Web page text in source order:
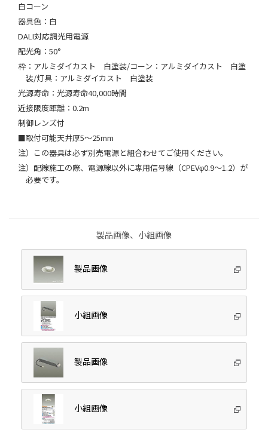
白コーン
器具色：白
DALI対応調光用電源
配光角：50°
枠：アルミダイカスト 白塗装/コーン：アルミダイカスト 白塗
装/灯具：アルミダイカスト 白塗装
光源寿命：光源寿命40,000時間
近接限度距離：0.2m
制御レンズ付
■取付可能天井厚5～25mm
注）この器具は必ず別売電源と組合わせてご使用ください。
注）配線施工の際、電源線以外に専用信号線（CPEVφ0.9～1.2）が
必要です。
製品画像、小組画像
製品画像
小組画像
製品画像
小組画像